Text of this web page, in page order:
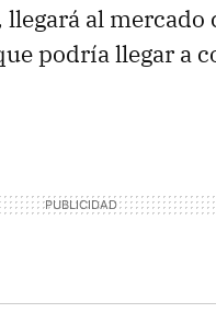
al mercado
podría llegar a